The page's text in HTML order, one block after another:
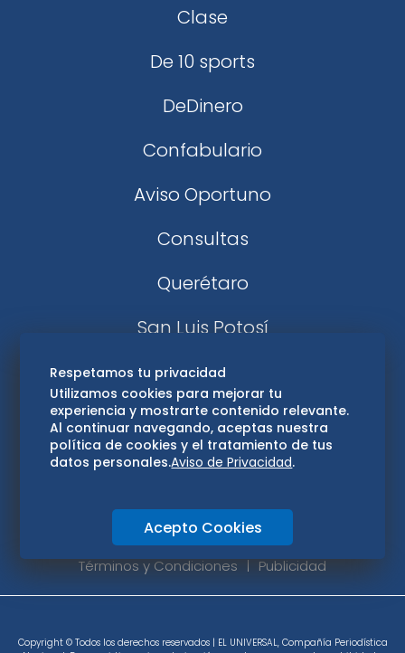
Clase
De 10 sports
DeDinero
Confabulario
Aviso Oportuno
Consultas
Querétaro
San Luis Potosí
Edomex
Consultas
Hidalgo
Oaxaca
Aviso de privacidad
Directorio
Términos y Condiciones
Publicidad
Copyright © Todos los derechos reservados | EL UNIVERSAL, Compañía Periodística
Respetamos tu privacidad
Utilizamos cookies para mejorar tu
experiencia y mostrarte contenido relevante.
Al continuar navegando, aceptas nuestra
política de cookies y el tratamiento de tus
datos personales.Aviso de Privacidad.
Acepto Cookies